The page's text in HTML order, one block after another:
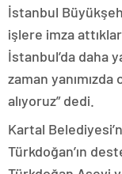
İstanbul
işlere imza
İstanbul’da daha
zaman
alıyoruz” dedi.
Kartal
Türkdoğan’ın